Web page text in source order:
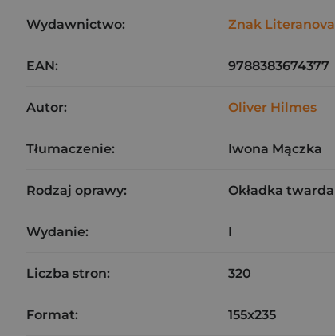
Wydawnictwo: Znak Literanova
EAN: 9788383674377
Autor: Oliver Hilmes
Tłumaczenie: Iwona Mączka
Rodzaj oprawy: Okładka twarda
Wydanie: I
Liczba stron: 320
Format: 155x235